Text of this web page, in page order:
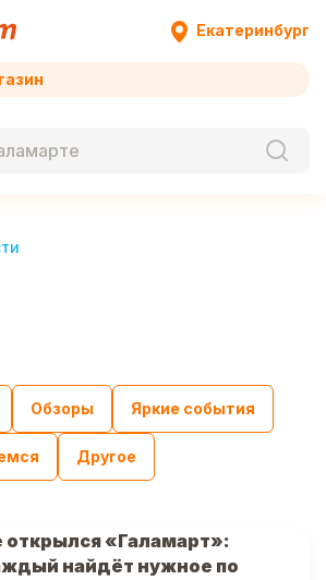
Екатеринбург
Обзоры Яркие события
Другое
открылся «Галамарт»:
найдёт нужное по